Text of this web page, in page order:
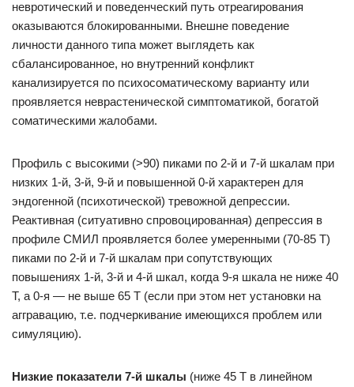
невротический и поведенческий путь отреагирования
оказываются блокированными. Внешне поведение
личности данного типа может выглядеть как
сбалансированное, но внутренний конфликт
канализируется по психосоматическому варианту или
проявляется неврастенической симптоматикой, богатой
соматическими жалобами.
Профиль с высокими (>90) пиками по 2-й и 7-й шкалам при
низких 1-й, 3-й, 9-й и повышенной 0-й характерен для
эндогенной (психотической) тревожной депрессии.
Реактивная (ситуативно спровоцированная) депрессия в
профиле СМИЛ проявляется более умеренными (70-85 Т)
пиками по 2-й и 7-й шкалам при сопутствующих
повышениях 1-й, 3-й и 4-й шкал, когда 9-я шкала не ниже 40
Т, а 0-я — не выше 65 Т (если при этом нет установки на
аггравацию, т.е. подчеркивание имеющихся проблем или
симуляцию).
Низкие показатели 7-й шкалы (ниже 45 Т в линейном